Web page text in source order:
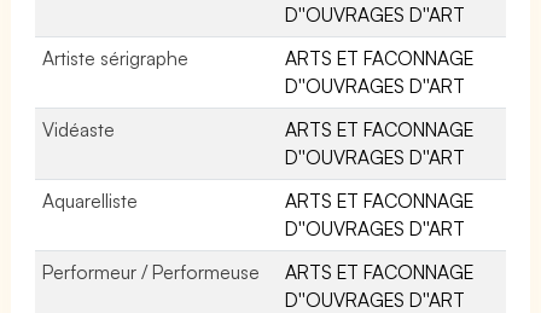
D''OUVRAGES D''ART
Artiste sérigraphe
ARTS ET FACONNAGE
D''OUVRAGES D''ART
Vidéaste
ARTS ET FACONNAGE
D''OUVRAGES D''ART
Aquarelliste
ARTS ET FACONNAGE
D''OUVRAGES D''ART
Performeur / Performeuse
ARTS ET FACONNAGE
D''OUVRAGES D''ART